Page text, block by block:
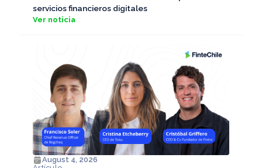
servicios financieros digitales
Ver noticia
August 4, 2026